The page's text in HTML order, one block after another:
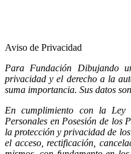
Aviso de Privacidad
Para Fundación Dibujando
privacidad y el derecho a la
suma importancia. Sus datos
En cumplimiento con la Ley
Personales en Posesión de los
la protección y privacidad de
el acceso, rectificación,